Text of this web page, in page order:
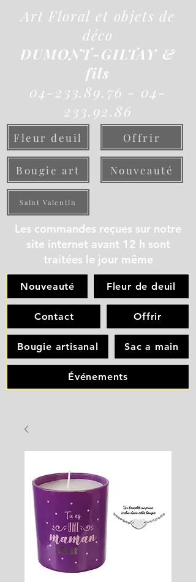
Art Floral et objets de
déco
DUMONT-GILTAY &
fils
04-233.89.76 - 04-
233.92.86
Fleur deuil Offrir
Bougie art Nouveauté
Saint Valentin
Les commandes reçues sur notre
site internet avant 12 h sont
traitées le jour même
Nouveauté Fleur de deuil
Contact Offrir
Bougie artisanal Sac a main
Événements